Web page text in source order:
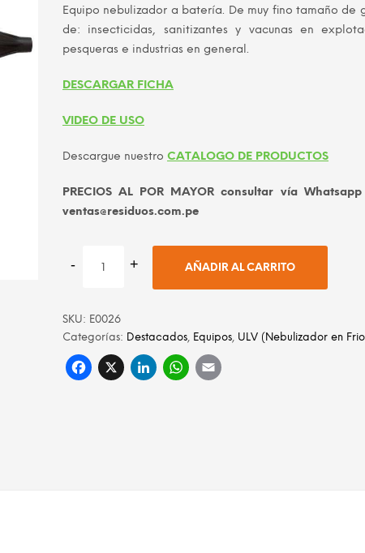
original
era:
Equipo nebulizador a batería. De muy fino tamaño
de: insecticidas, sanitizantes y vacunas en
pesqueras e industrias en general.
DESCARGAR FICHA
VIDEO DE USO
Descargue nuestro CATALOGO DE PRODUCTOS
PRECIOS AL POR MAYOR consultar vía
ventas@residuos.com.pe
AÑADIR AL CARRITO
SKU: E0026
Categorías: Destacados, Equipos, ULV (Nebulizador en
Facebook
X LinkedIn
WhatsApp